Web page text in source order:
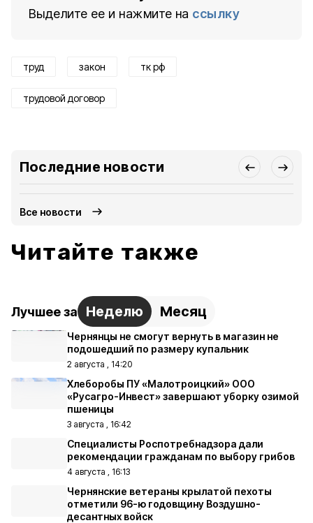
Выделите ее и нажмите на ссылку
труд закон тк рф
трудовой договор
Последние новости
Все новости
Читайте также
Лучшее за Неделю Месяц
Чернянцы не смогут вернуть в магазин не
подошедший по размеру купальник
2 августа , 14:20
Хлеборобы ПУ «Малотроицкий» ООО
«Русагро-Инвест» завершают уборку озимой
пшеницы
3 августа , 16:42
Специалисты Роспотребнадзора дали
рекомендации гражданам по выбору грибов
4 августа , 16:13
Чернянские ветераны крылатой пехоты
отметили 96-ю годовщину Воздушно-
десантных войск